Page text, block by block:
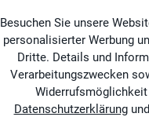
Besuchen Sie unsere
personalisierter Werbung
Dritte. Details und
Verarbeitungszwecken
Datenschutzerklärung